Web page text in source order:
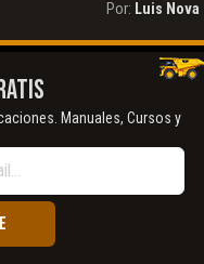
Por: Luis Nova
Manuales, Cursos y